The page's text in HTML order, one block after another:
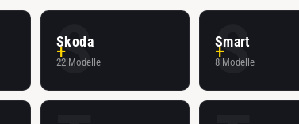
S
Skoda
22 Modelle S
Smart
8 Modelle